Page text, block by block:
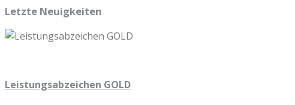
Letzte Neuigkeiten
Leistungsabzeichen GOLD